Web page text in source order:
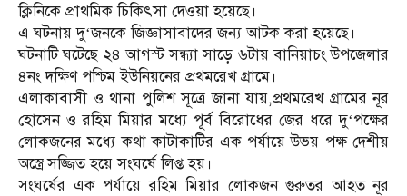
ক্লিনিকে প্রাথমিক চিকিৎসা দেওয়া হয়েছে।
এ ঘটনায় দু‘জনকে জিজ্ঞাসাবাদের জন্য আটক করা হয়েছে।
ঘটনাটি ঘটেছে ২৪ আগস্ট সন্ধ্যা সাড়ে ৬টায় বানিয়াচং উপজেলার
৪নং দক্ষিণ পশ্চিম ইউনিয়নের প্রথমরেখ গ্রামে।
এলাকাবাসী ও থানা পুলিশ সূত্রে জানা যায়,প্রথমরেখ গ্রামের নূর
হোসেন ও রহিম মিয়ার মধ্যে পূর্ব বিরোধের জের ধরে দু‘পক্ষের
লোকজনের মধ্যে কথা কাটাকাটির এক পর্যায়ে উভয় পক্ষ দেশীয়
অস্ত্রে সজ্জিত হয়ে সংঘর্ষে লিপ্ত হয়।
সংঘর্ষের এক পর্যায়ে রহিম মিয়ার লোকজন গুরুতর আহত নূর